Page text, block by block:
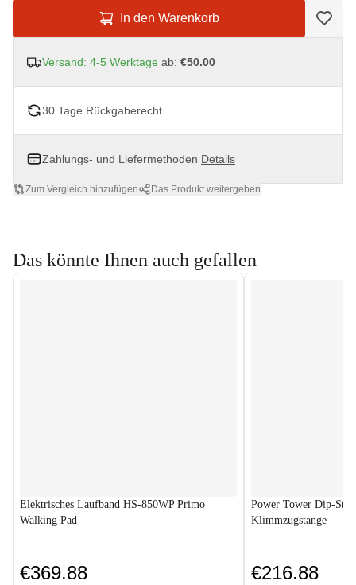
In den Warenkorb
Versand: 4-5 Werktage ab: €50.00
30 Tage Rückgaberecht
Zahlungs- und Liefermethoden Details
Zum Vergleich hinzufügen Das Produkt weitergeben
Das könnte Ihnen auch gefallen
Elektrisches Laufband HS-850WP Primo
Walking Pad
€369.88
Power Tower Dip-
Klimmzugstange
€216.88